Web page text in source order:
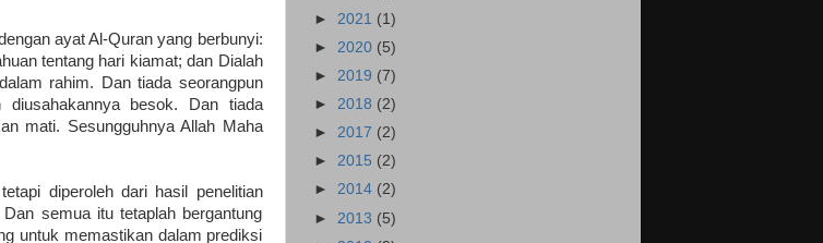
ayat Al-Quran yang berbunyi:
tentang hari kiamat; dan Dialah
rahim. Dan tiada seorangpun
besok. Dan tiada
mati. Sesungguhnya Allah Maha
diperoleh dari hasil penelitian
semua itu tetaplah bergantung
untuk memastikan dalam prediksi
► 2021 (1)
► 2020 (5)
► 2019 (7)
► 2018 (2)
► 2017 (2)
► 2015 (2)
► 2014 (2)
► 2013 (5)